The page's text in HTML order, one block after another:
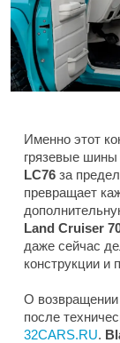
Именно этот
грязевые
LC76 за
превращает
Land Cruiser
даже сейчас
конструкции и
О возвращении
после
32CARS.RU.